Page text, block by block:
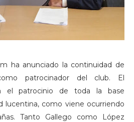
ha anunciado la continuidad de
patrocinador del club. El
el patrocinio de toda la base
lucentina, como viene ocurriendo
Tanto Gallego como López